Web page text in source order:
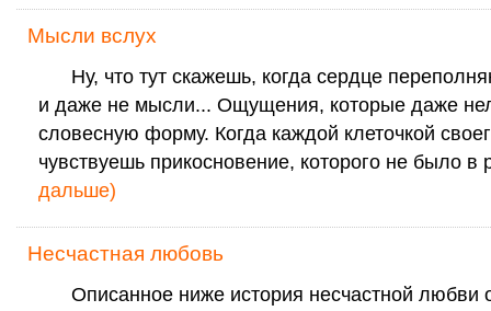
Мысли вслух
Ну, что тут скажешь, когда сердце
и даже не мысли... Ощущения, которые даже
словесную форму. Когда каждой клеточкой
чувствуешь прикосновение, которого не было в
дальше)
Несчастная любовь
Описанное ниже история несчастной любви